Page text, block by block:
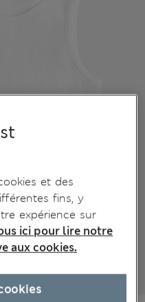
et des
fins, y
expérience sur
ici pour lire notre
aux cookies.